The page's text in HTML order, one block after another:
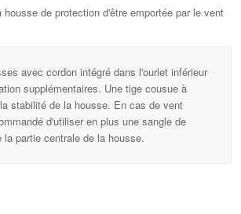
de protection d'être emportée par le vent
avec cordon intégré dans l'ourlet inférieur
supplémentaires. Une tige cousue à
stabilité de la housse. En cas de vent
d'utiliser en plus une sangle de
la partie centrale de la housse.